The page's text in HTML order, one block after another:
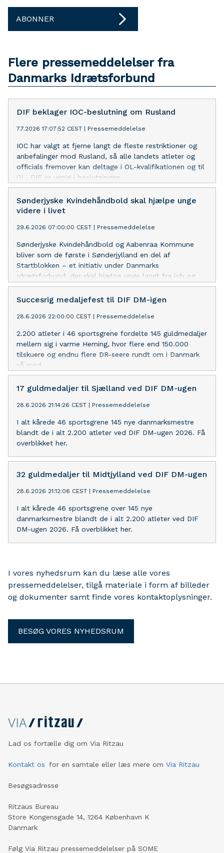
ABONNER
Flere pressemeddelelser fra
Danmarks Idrætsforbund
DIF beklager IOC-beslutning om Rusland
7.7.2026 17:07:52 CEST Pressemeddelelse
IOC har valgt at fjerne langt de fleste restriktioner og
anbefalinger mod Rusland, så alle landets atleter og
officials fremover kan deltage i OL-kvalifikationen og til
OL. DIF er uenig i beslutningen.
Sønderjyske Kvindehåndbold skal hjælpe unge
videre i livet
29.6.2026 07:00:00 CEST Pressemeddelelse
Sønderjyske Kvindehåndbold og Aabenraa Kommune
bliver som de første i Sønderjylland en del af
Startblokken – et initiativ under Danmarks
Idrætsforbund, der skal hjælpe unge langt fra job og
uddannelse godt videre i livet.
Succesrig medaljefest til DIF DM-igen
28.6.2026 22:00:00 CEST Pressemeddelelse
2.200 atleter i 46 sportsgrene fordelte 145 guldmedaljer
mellem sig i varme Herning, hvor flere end 150.000
tilskuere og endnu flere DR-seere rundt om i Danmark
så med.
17 guldmedaljer til Sjælland ved DIF DM-ugen
28.6.2026 21:14:26 CEST Pressemeddelelse
I alt kårede 46 sportsgrene 145 nye danmarksmestre
blandt de i alt 2.200 atleter ved DIF DM-ugen 2026. Få
overblikket her.
32 guldmedaljer til Midtjylland ved DIF DM-ugen
28.6.2026 21:12:06 CEST Pressemeddelelse
I alt kårede 46 sportsgrene over 145 nye
danmarksmestre blandt de i alt 2.200 atleter ved DIF
DM-ugen 2026. Få overblikket her.
I vores nyhedsrum kan du læse alle vores
pressemeddelelser, tilgå materiale i form af billeder
og dokumenter samt finde vores kontaktoplysninger.
BESØG VORES NYHEDSRUM
Lad os fortælle dig om Via Ritzau
Kontakt os for en samtale eller læs mere om Via Ritzau
Besøgsadresse
Ritzaus Bureau
Store Kongensgade 14, 1264 København K
Danmark
Følg Via Ritzau pressemeddelelser på SOME